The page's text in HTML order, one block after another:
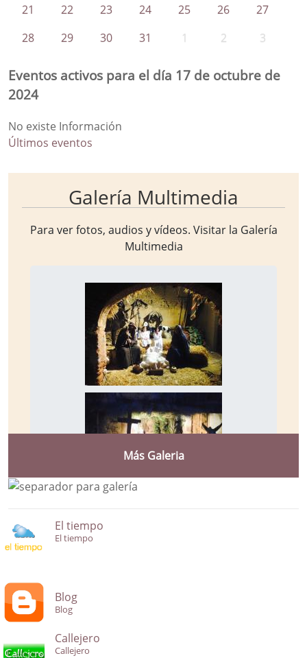
21 22 23 24 25 26
27
28
29 30 31 1 2 3
Eventos activos para el día 17 de octubre de
2024
No existe Información
Últimos eventos
Galería Multimedia
Para ver fotos, audios y vídeos. Visitar la Galería
Multimedia
Más Galeria
El tiempo
El tiempo
Blog
Blog
Callejero
Callejero